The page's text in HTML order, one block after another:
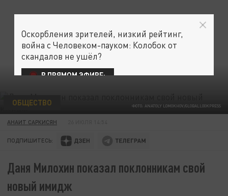
ФОТО: ANATOLY LOMOKHOV/GLOBALLOOKPRESS
ОБЩЕСТВО
АНАИТ САРКИСЯН
ПОДПИШИТЕСЬ:
Даня Милохин показал поклонникам свой
новый имидж
Оскорбления зрителей, низкий рейтинг,
война с Человеком-пауком: Колобок от
скандалов не ушёл?
В ПРЯМОМ ЭФИРЕ: